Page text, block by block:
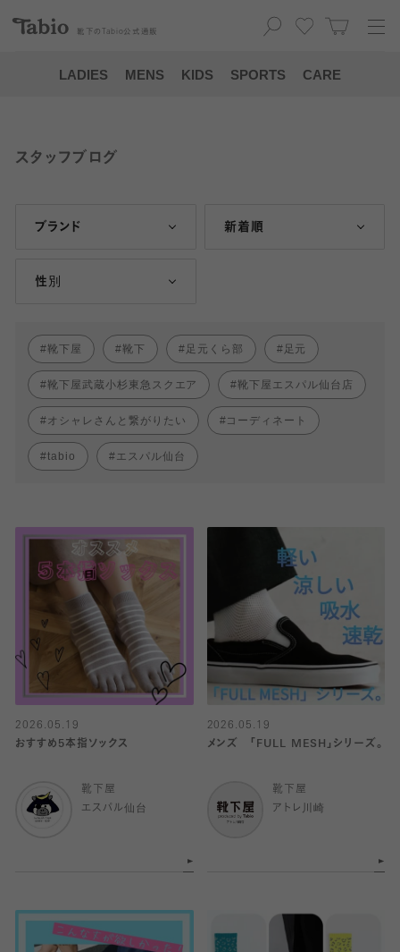
靴下の Tabio 公式通販
LADIES MENS KIDS SPORTS CARE
スタッフブログ
ブランド 新着順
性別
靴下屋 靴下 足元くら部 足元
靴下屋武蔵小杉東急スクエア 靴下屋エスパル仙台店
オシャレさんと繋がりたい コーディネート
tabio エスパル仙台
2026.05.19
おすすめ5本指ソックス
靴下屋
エスパル仙台
2026.05.19
メンズ 「FULL MESH」シリーズ。
靴下屋
アトレ川崎